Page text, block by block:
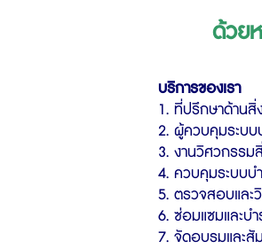
ด้วย
บริการของเรา
1. ที่ปรึกษาด้านสิ่
2. ผู้ควบคุมระบบ
3. งานวิศวกรรม
4. ควบคุมระบบบ
5. ตรวจสอบและ
6. ซ่อมแซมและบ
7. จัดอบรมและสั